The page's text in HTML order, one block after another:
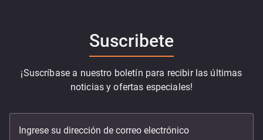
Suscribete
¡Suscríbase a nuestro boletín para recibir las últimas
noticias y ofertas especiales!
Ingrese su dirección de correo electrónico